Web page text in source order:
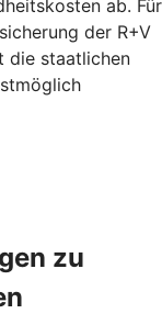
ab. Für
der R+V
die staatlichen
zu